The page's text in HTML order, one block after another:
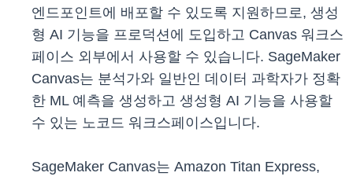
엔드포인트에 배포할 수 있도록 지원하므로, 생성
형 AI 기능을 프로덕션에 도입하고 Canvas 워크스
페이스 외부에서 사용할 수 있습니다. SageMaker
Canvas는 분석가와 일반인 데이터 과학자가 정확
한 ML 예측을 생성하고 생성형 AI 기능을 사용할
수 있는 노코드 워크스페이스입니다.
SageMaker Canvas는 Amazon Titan Express,